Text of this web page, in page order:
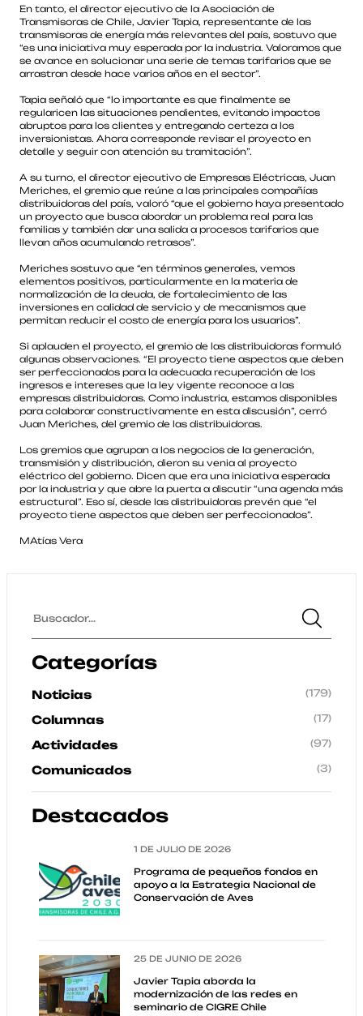
En tanto, el director ejecutivo de la Asociación de
Transmisoras de Chile, Javier Tapia, representante de las
transmisoras de energía más relevantes del país, sostuvo que
“es una iniciativa muy esperada por la industria. Valoramos que
se avance en solucionar una serie de temas tarifarios que se
arrastran desde hace varios años en el sector”.
Tapia señaló que “lo importante es que finalmente se
regularicen las situaciones pendientes, evitando impactos
abruptos para los clientes y entregando certeza a los
inversionistas. Ahora corresponde revisar el proyecto en
detalle y seguir con atención su tramitación”.
A su turno, el director ejecutivo de Empresas Eléctricas, Juan
Meriches, el gremio que reúne a las principales compañías
distribuidoras del país, valoró “que el gobierno haya presentado
un proyecto que busca abordar un problema real para las
familias y también dar una salida a procesos tarifarios que
llevan años acumulando retrasos”.
Meriches sostuvo que “en términos generales, vemos
elementos positivos, particularmente en la materia de
normalización de la deuda, de fortalecimiento de las
inversiones en calidad de servicio y de mecanismos que
permitan reducir el costo de energía para los usuarios”.
Si aplauden el proyecto, el gremio de las distribuidoras formuló
algunas observaciones. “El proyecto tiene aspectos que deben
ser perfeccionados para la adecuada recuperación de los
ingresos e intereses que la ley vigente reconoce a las
empresas distribuidoras. Como industria, estamos disponibles
para colaborar constructivamente en esta discusión”, cerró
Juan Meriches, del gremio de las distribuidoras.
Los gremios que agrupan a los negocios de la generación,
transmisión y distribución, dieron su venia al proyecto
eléctrico del gobierno. Dicen que era una iniciativa esperada
por la industria y que abre la puerta a discutir “una agenda más
estructural”. Eso sí, desde las distribuidoras prevén que “el
proyecto tiene aspectos que deben ser perfeccionados”.
MAtías Vera
Categorías
Noticias (179)
Columnas (17)
Actividades (97)
Comunicados (3)
Destacados
1 DE JULIO DE 2026
Programa de pequeños fondos en
apoyo a la Estrategia Nacional de
Conservación de Aves
25 DE JUNIO DE 2026
Javier Tapia aborda la
modernización de las redes en
seminario de CIGRE Chile